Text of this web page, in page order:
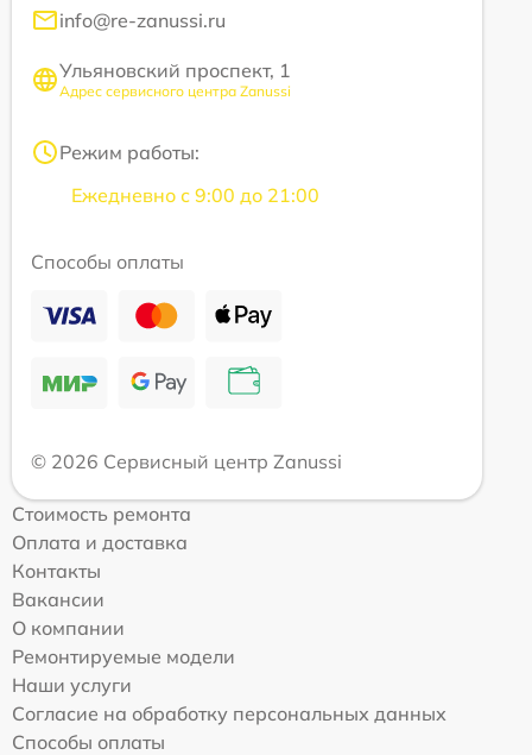
info@re-zanussi.ru
Ульяновский проспект, 1
Адрес сервисного центра Zanussi
Режим работы:
Ежедневно с 9:00 до 21:00
Способы оплаты
© 2026 Сервисный центр Zanussi
Стоимость ремонта
Оплата и доставка
Контакты
Вакансии
О компании
Ремонтируемые модели
Наши услуги
Согласие на обработку персональных данных
Способы оплаты